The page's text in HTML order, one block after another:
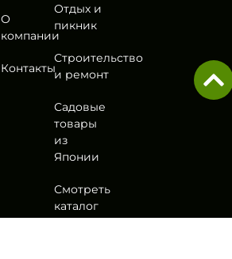
О
компании
Контакты
Отдых и
пикник
Строительство
и ремонт
Садовые
товары
из
Японии
Смотреть
каталог